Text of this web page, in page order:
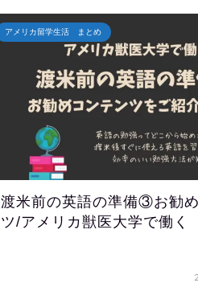
アメリカ留学生活 まとめ
渡米前の英語の準備③お勧
ツ/アメリカ獣医大学で働く